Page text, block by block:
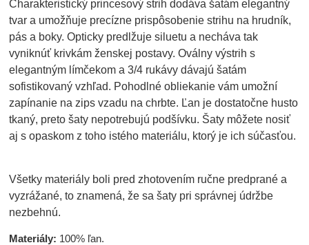
Charakteristický princesový strih dodáva šatám elegantný
tvar a umožňuje precízne prispôsobenie strihu na hrudník,
pás a boky. Opticky predlžuje siluetu a necháva tak
vyniknúť krivkám ženskej postavy. Oválny výstrih s
elegantným límčekom a 3/4 rukávy dávajú šatám
sofistikovaný vzhľad. Pohodlné obliekanie vám umožní
zapínanie na zips vzadu na chrbte. Ľan je dostatočne husto
tkaný, preto šaty nepotrebujú podšívku. Šaty môžete nosiť
aj s opaskom z toho istého materiálu, ktorý je ich súčasťou.
Všetky materiály boli pred zhotovením ručne predprané a
vyzrážané, to znamená, že sa šaty pri správnej údržbe
nezbehnú.
Materiály: 100% ľan.